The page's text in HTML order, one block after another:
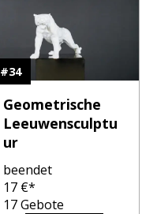
#34
Geometrische
Leeuwensculptu
ur
beendet
17 €*
17Gebote